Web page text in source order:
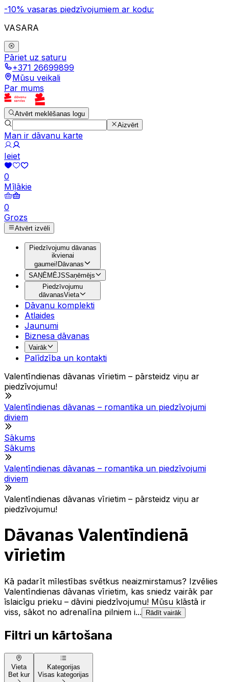
-10% vasaras piedzīvojumiem ar kodu:
VASARA
Pāriet uz saturu
+371 26699899
Mūsu veikali
Par mums
Atvērt meklēšanas logu
Aizvērt
Man ir dāvanu karte
Ieiet
0
Mīļākie
0
Grozs
Atvērt izvēli
Piedzīvojumu dāvanas
ikvienai
gaumei!Dāvanas
SAŅĒMĒJSSaņēmējs
Piedzīvojumu
dāvanasVieta
Dāvanu komplekti
Atlaides
Jaunumi
Biznesa dāvanas
Vairāk
Palīdzība un kontakti
Valentīndienas dāvanas vīrietim – pārsteidz viņu ar
piedzīvojumu!
Valentīndienas dāvanas – romantika un piedzīvojumi
diviem
Sākums
Sākums
Valentīndienas dāvanas – romantika un piedzīvojumi
diviem
Valentīndienas dāvanas vīrietim – pārsteidz viņu ar
piedzīvojumu!
Dāvanas Valentīndienā
vīrietim
Kā padarīt mīlestības svētkus neaizmirstamus? Izvēlies
Valentīndienas dāvanas vīrietim, kas sniedz vairāk par
īslaicīgu prieku – dāvini piedzīvojumu! Mūsu klāstā ir
viss, sākot no adrenalīna pilniem i...
Rādīt vairāk
Filtri un kārtošana
Vieta
Bet kur
Kategorijas
Visas kategorijas